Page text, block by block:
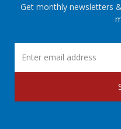
Get monthly newsletters